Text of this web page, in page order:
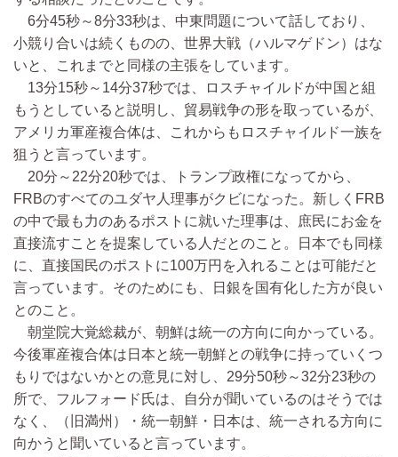
6分45秒～8分33秒は、中東問題について話しており、
小競り合いは続くものの、世界大戦（ハルマゲドン）はな
いと、これまでと同様の主張をしています。
13分15秒～14分37秒では、ロスチャイルドが中国と組
もうとしていると説明し、貿易戦争の形を取っているが、
アメリカ軍産複合体は、これからもロスチャイルド一族を
狙うと言っています。
20分～22分20秒では、トランプ政権になってから、
FRBのすべてのユダヤ人理事がクビになった。新しくFRB
の中で最も力のあるポストに就いた理事は、庶民にお金を
直接流すことを提案している人だとのこと。日本でも同様
に、直接国民のポストに100万円を入れることは可能だと
言っています。そのためにも、日銀を国有化した方が良い
とのこと。
朝堂院大覚総裁が、朝鮮は統一の方向に向かっている。
今後軍産複合体は日本と統一朝鮮との戦争に持っていくつ
もりではないかとの意見に対し、29分50秒～32分23秒の
所で、フルフォード氏は、自分が聞いているのはそうでは
なく、（旧満州）・統一朝鮮・日本は、統一される方向に
向かうと聞いていると言っています。